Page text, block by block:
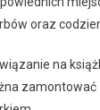
oraz
na